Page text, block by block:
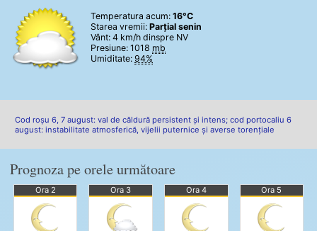
Temperatura acum: 16°C
Starea vremii: Parțial senin
Vânt: 4 km/h dinspre NV
Presiune: 1018 mb
Umiditate: 94%
Cod roșu 6, 7 august: val de căldură persistent și intens; cod portocaliu 6
august: instabilitate atmosferică, vijelii puternice și averse torențiale
Prognoza pe orele următoare
Ora 2 Ora 3 Ora 4 Ora 5